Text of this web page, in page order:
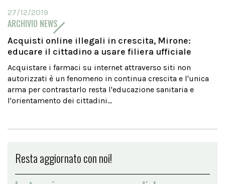
27/12/2019
ARCHIVIO NEWS
Acquisti online illegali in crescita, Mirone:
educare il cittadino a usare filiera ufficiale
Acquistare i farmaci su internet attraverso siti non
autorizzati è un fenomeno in continua crescita e l'unica
arma per contrastarlo resta l'educazione sanitaria e
l'orientamento dei cittadini...
Resta aggiornato con noi!